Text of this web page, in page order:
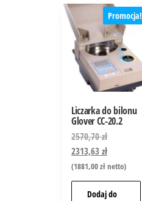
Promocja!
Liczarka do bilonu
Glover CC-20.2
2570,70zł
2313,63zł
(1881,00złnetto)
Dodaj do